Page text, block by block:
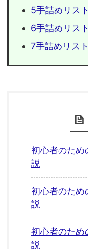
5手詰めリスト
6手詰めリスト
7手詰めリスト
初心者のた
説
初心者のた
説
初心者のた
説